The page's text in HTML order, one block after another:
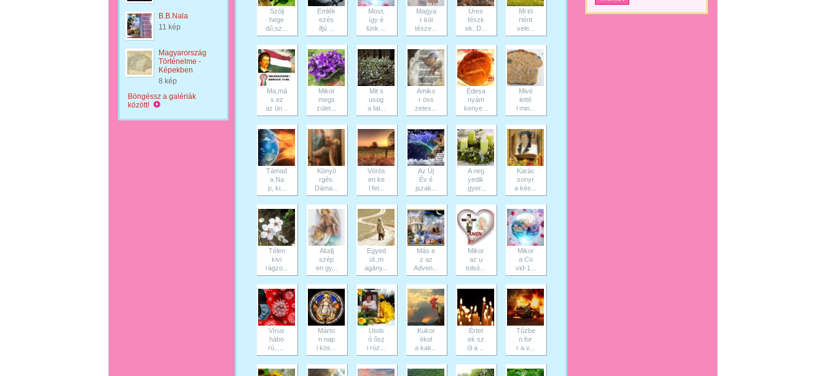
B.B.Nala
11 kép
Magyarország
Történelme -
Képekben
8 kép
Böngéssz a galériák
között!
Szólj
hege
dű,sz...
Emlék
ezés
ifjú ...
Most,
így é
lünk ...
Magya
r köl
tésze...
Üres
fészk
ek..D...
Mi tö
rtént
vele...
Ma,má
s ez
az ün...
Mikor
megs
zület...
Mit s
usog
a fal...
Amiko
r öss
zetes...
Édesa
nyám
kenye...
Mivé
letté
l min...
Támad
a Na
p, ki...
Könyö
rgés.
Dáma...
Vörös
en ke
l fel...
Az Új
Év é
jszak...
A neg
yedik
.gyer...
Karác
sonyr
a kés...
Télen
kivi
rágzo...
Aludj
szép
en gy...
Egyed
ül.,m
agány...
Más e
z az
Adven...
Mikor
az u
tolsó...
Mikor
a Co
vid-1...
Vírus
hábo
rú......
Márto
n nap
i kös...
Utols
ó ősz
i róz...
Kukor
ékol
a kak...
Értet
ek sz
ól a ...
Tűzbe
n for
r a v...